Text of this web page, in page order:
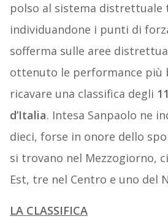
polso al sistema distrettuale
individuandone i punti di
sofferma sulle aree
ottenuto le performance più
ricavare una classifica degli
d’Italia. Intesa Sanpaolo ne
dieci, forse in onore dello
si trovano nel Mezzogiorno,
Est, tre nel Centro e uno del
LA CLASSIFICA